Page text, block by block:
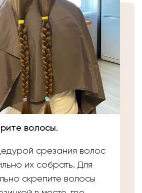
волосы.
срезания волос
их собрать. Для
скрепите волосы